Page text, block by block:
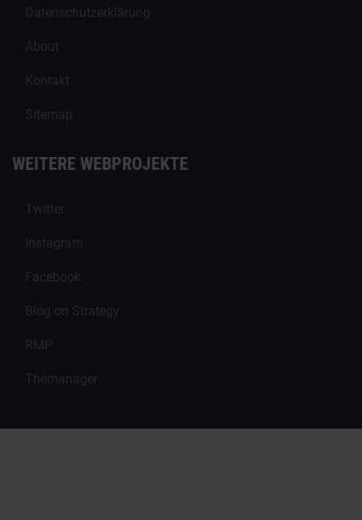
Datenschutzerklärung
About
Kontakt
Sitemap
WEITERE WEBPROJEKTE
Twitter
Instagram
Facebook
Blog on Strategy
RMP
Themanager